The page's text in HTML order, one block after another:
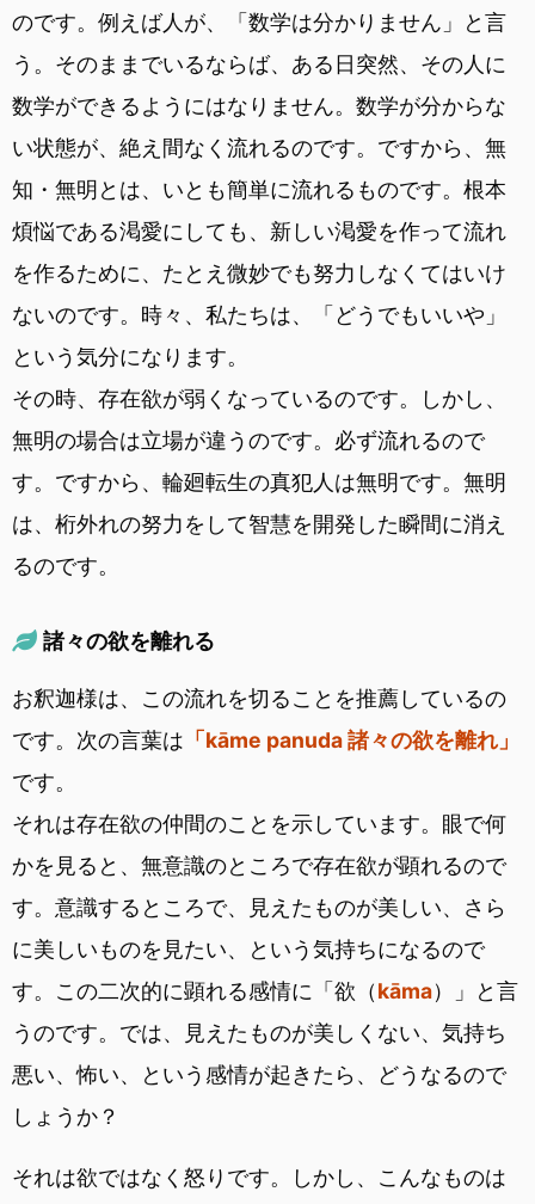
のです。例えば人が、「数学は分かりません」と言
う。そのままでいるならば、ある日突然、その人に
数学ができるようにはなりません。数学が分からな
い状態が、絶え間なく流れるのです。ですから、無
知・無明とは、いとも簡単に流れるものです。根本
煩悩である渇愛にしても、新しい渇愛を作って流れ
を作るために、たとえ微妙でも努力しなくてはいけ
ないのです。時々、私たちは、「どうでもいいや」
という気分になります。
その時、存在欲が弱くなっているのです。しかし、
無明の場合は立場が違うのです。必ず流れるので
す。ですから、輪廻転生の真犯人は無明です。無明
は、桁外れの努力をして智慧を開発した瞬間に消え
るのです。
諸々の欲を離れる
お釈迦様は、この流れを切ることを推薦しているの
です。次の言葉は 「kāme panuda 諸々の欲を離れ」
です。
それは存在欲の仲間のことを示しています。眼で何
かを見ると、無意識のところで存在欲が顕れるので
す。意識するところで、見えたものが美しい、さら
に美しいものを見たい、という気持ちになるので
す。この二次的に顕れる感情に「欲（kāma）」と言
うのです。では、見えたものが美しくない、気持ち
悪い、怖い、という感情が起きたら、どうなるので
しょうか？
それは欲ではなく怒りです。しかし、こんなものは